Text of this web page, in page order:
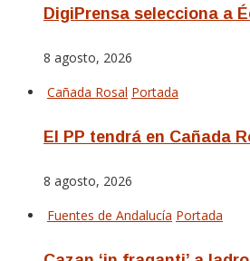
DigiPrensa selecciona a
8 agosto, 2026
Cañada Rosal Portada
El PP tendrá en Cañada
8 agosto, 2026
Fuentes de Andalucía Portada